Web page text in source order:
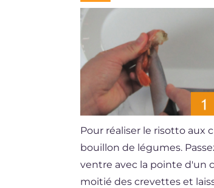
Pour réaliser le risotto aux
bouillon de légumes.
ventre avec la pointe d'un
moitié des crevettes et